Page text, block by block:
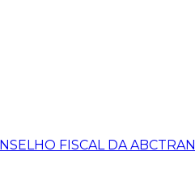
FISCAL DA ABCTRAN